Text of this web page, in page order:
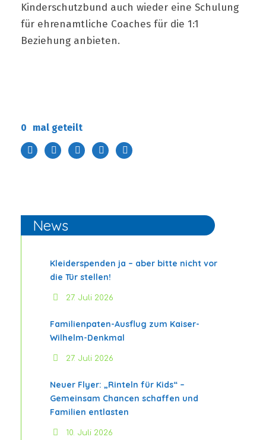
Kinderschutzbund auch wieder eine Schulung
für ehrenamtliche Coaches für die 1:1
Beziehung anbieten.
0 mal geteilt
News
Kleiderspenden ja – aber bitte nicht vor
die Tür stellen!
27. Juli 2026
Familienpaten-Ausflug zum Kaiser-
Wilhelm-Denkmal
27. Juli 2026
Neuer Flyer: „Rinteln für Kids“ –
Gemeinsam Chancen schaffen und
Familien entlasten
10. Juli 2026